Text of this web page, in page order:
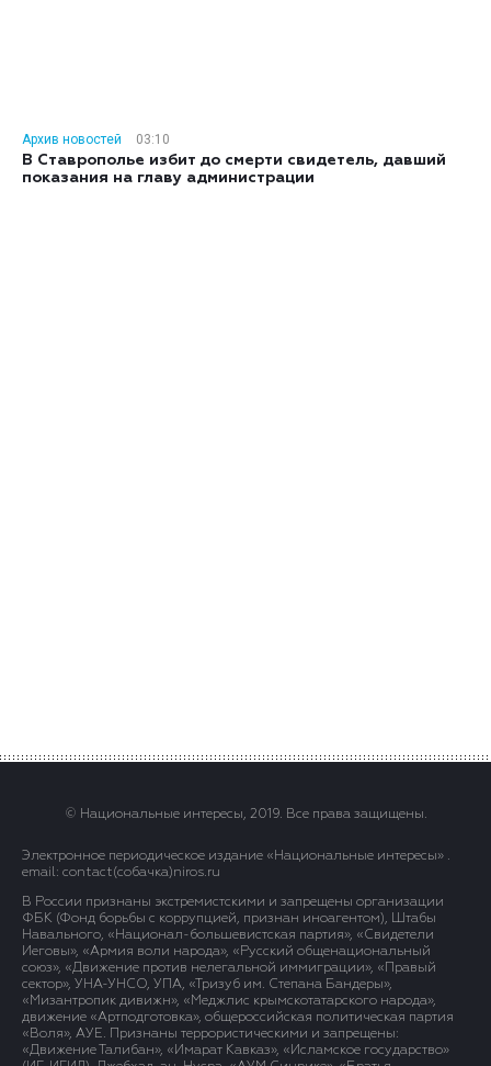
Архив новостей
03:10
В Ставрополье избит до смерти свидетель, давший
показания на главу администрации
© Национальные интересы, 2019. Все права защищены.
Электронное периодическое издание «Национальные интересы» .
email: contact(сoбaчка)niros.ru
В России признаны экстремистскими и запрещены организации
ФБК (Фонд борьбы с коррупцией, признан иноагентом), Штабы
Навального, «Национал-большевистская партия», «Свидетели
Иеговы», «Армия воли народа», «Русский общенациональный
союз», «Движение против нелегальной иммиграции», «Правый
сектор», УНА-УНСО, УПА, «Тризуб им. Степана Бандеры»,
«Мизантропик дивижн», «Меджлис крымскотатарского народа»,
движение «Артподготовка», общероссийская политическая партия
«Воля», АУЕ. Признаны террористическими и запрещены:
«Движение Талибан», «Имарат Кавказ», «Исламское государство»